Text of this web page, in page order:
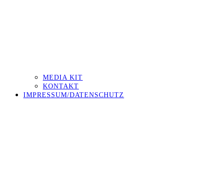
MEDIA KIT
KONTAKT
IMPRESSUM/DATENSCHUTZ